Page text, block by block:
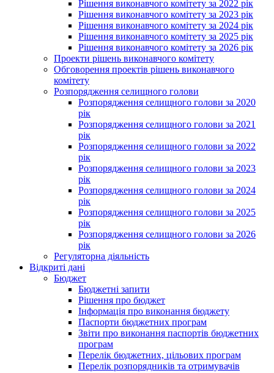
Рішення виконавчого комітету за 2022 рік
Рішення виконавчого комітету за 2023 рік
Рішення виконавчого комітету за 2024 рік
Рішення виконавчого комітету за 2025 рік
Рішення виконавчого комітету за 2026 рік
Проекти рішень виконавчого комітету
Обговорення проектів рішень виконавчого
комітету
Розпорядження селищного голови
Розпорядження селищного голови за 2020
рік
Розпорядження селищного голови за 2021
рік
Розпорядження селищного голови за 2022
рік
Розпорядження селищного голови за 2023
рік
Розпорядження селищного голови за 2024
рік
Розпорядження селищного голови за 2025
рік
Розпорядження селищного голови за 2026
рік
Регуляторна діяльність
Відкриті дані
Бюджет
Бюджетні запити
Рішення про бюджет
Інформація про виконання бюджету
Паспорти бюджетних програм
Звіти про виконання паспортів бюджетних
програм
Перелік бюджетних, цільових програм
Перелік розпорядників та отримувачів